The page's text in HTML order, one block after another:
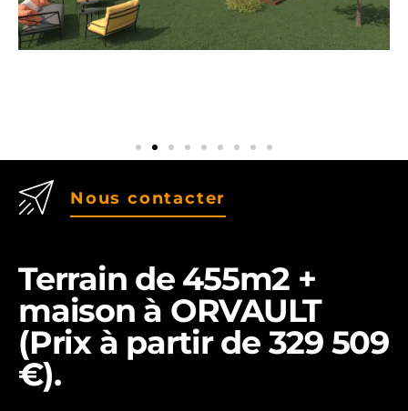
Nous contacter
Terrain de 455m2 +
maison à ORVAULT
(Prix à partir de 329 509
€).